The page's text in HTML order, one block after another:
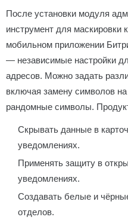
После установки модуля
инструмент для маскировки
мобильном приложении
— независимые настройки
адресов. Можно задать
включая замену символов
рандомные символы.
Скрывать данные в
уведомлениях.
Применять защиту в
уведомлениях.
Создавать белые и
отделов.